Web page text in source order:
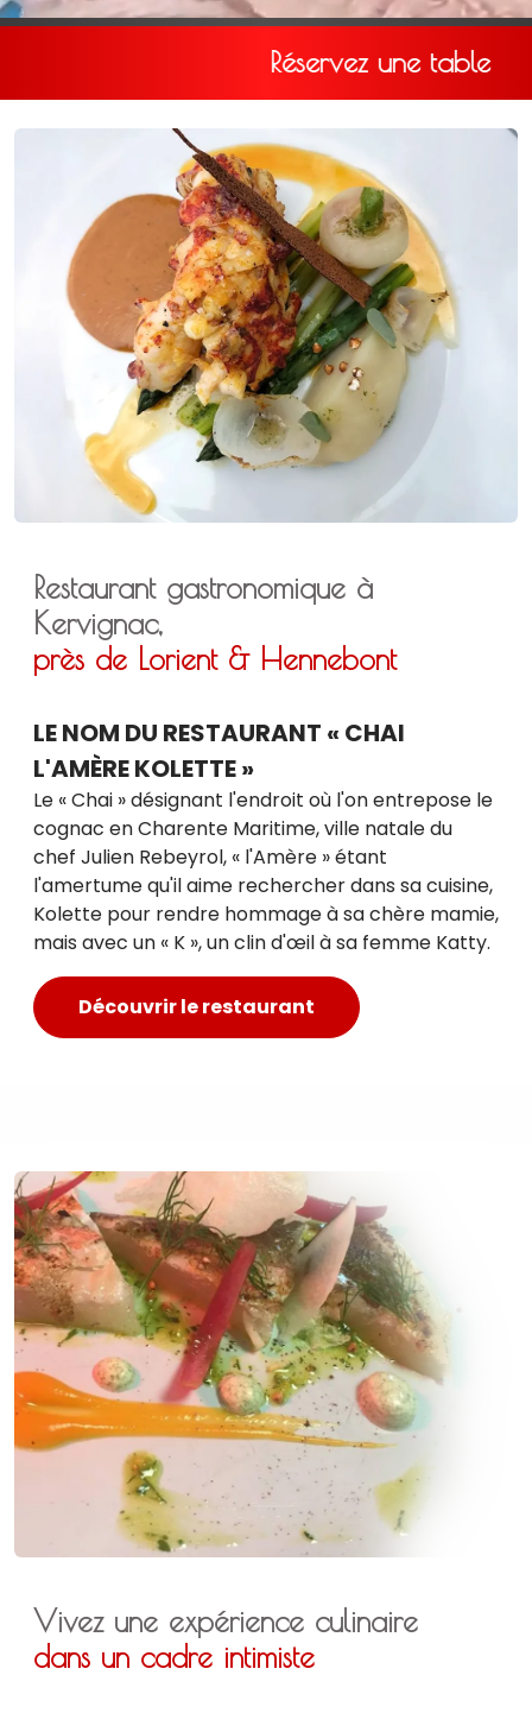
Réservez une table
Restaurant gastronomique à
Kervignac,
près de Lorient & Hennebont
LE NOM DU RESTAURANT « CHAI
L'AMÈRE KOLETTE »
Le « Chai » désignant l'endroit où l'on entrepose le
cognac en Charente Maritime, ville natale du
chef Julien Rebeyrol, « l'Amère » étant
l'amertume qu'il aime rechercher dans sa cuisine,
Kolette pour rendre hommage à sa chère mamie,
mais avec un « K », un clin d'œil à sa femme Katty.
Découvrir le restaurant
Vivez une expérience culinaire
dans un cadre intimiste